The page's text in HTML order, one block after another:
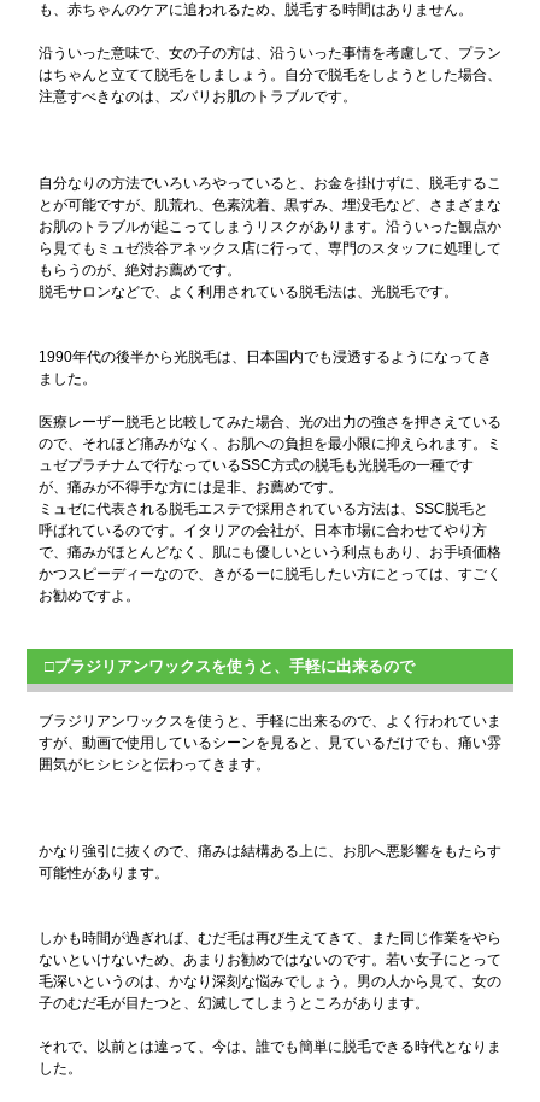
も、赤ちゃんのケアに追われるため、脱毛する時間はありません。
沿ういった意味で、女の子の方は、沿ういった事情を考慮して、プラン
はちゃんと立てて脱毛をしましょう。自分で脱毛をしようとした場合、
注意すべきなのは、ズバリお肌のトラブルです。
自分なりの方法でいろいろやっていると、お金を掛けずに、脱毛するこ
とが可能ですが、肌荒れ、色素沈着、黒ずみ、埋没毛など、さまざまな
お肌のトラブルが起こってしまうリスクがあります。沿ういった観点か
ら見てもミュゼ渋谷アネックス店に行って、専門のスタッフに処理して
もらうのが、絶対お薦めです。
脱毛サロンなどで、よく利用されている脱毛法は、光脱毛です。
1990年代の後半から光脱毛は、日本国内でも浸透するようになってき
ました。
医療レーザー脱毛と比較してみた場合、光の出力の強さを押さえている
ので、それほど痛みがなく、お肌への負担を最小限に抑えられます。ミ
ュゼプラチナムで行なっているSSC方式の脱毛も光脱毛の一種です
が、痛みが不得手な方には是非、お薦めです。
ミュゼに代表される脱毛エステで採用されている方法は、SSC脱毛と
呼ばれているのです。イタリアの会社が、日本市場に合わせてやり方
で、痛みがほとんどなく、肌にも優しいという利点もあり、お手頃価格
かつスピーディーなので、きがるーに脱毛したい方にとっては、すごく
お勧めですよ。
□ブラジリアンワックスを使うと、手軽に出来るので
ブラジリアンワックスを使うと、手軽に出来るので、よく行われていま
すが、動画で使用しているシーンを見ると、見ているだけでも、痛い雰
囲気がヒシヒシと伝わってきます。
かなり強引に抜くので、痛みは結構ある上に、お肌へ悪影響をもたらす
可能性があります。
しかも時間が過ぎれば、むだ毛は再び生えてきて、また同じ作業をやら
ないといけないため、あまりお勧めではないのです。若い女子にとって
毛深いというのは、かなり深刻な悩みでしょう。男の人から見て、女の
子のむだ毛が目たつと、幻滅してしまうところがあります。
それで、以前とは違って、今は、誰でも簡単に脱毛できる時代となりま
した。